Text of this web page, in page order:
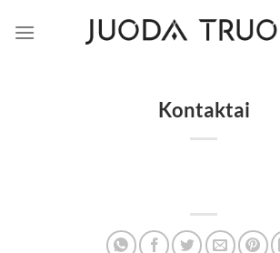
Kontaktai